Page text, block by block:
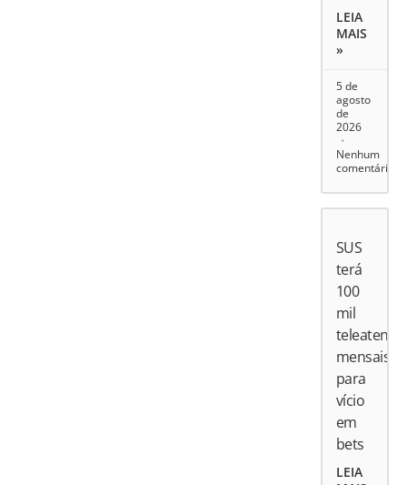
LEIA
MAIS
»
5 de
agosto
de
2026
Nenhum
comentário
SUS
terá
100
mil
mensais
para
vício
em
bets
LEIA